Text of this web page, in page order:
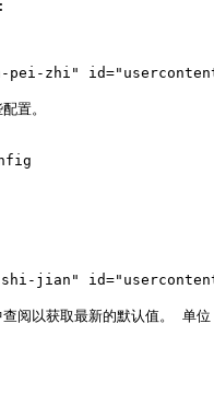
pei-zhi"
置。
shi-jian"
阅以获取最新的默认值。 单位